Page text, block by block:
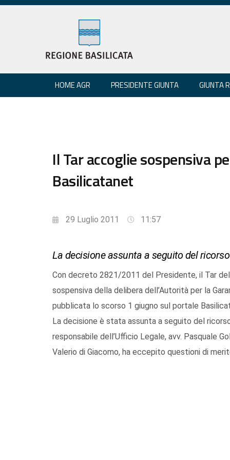
HOME AGR PRESIDENTE GIUNTA GIUNTA
Il Tar accoglie sospensiva
Basilicatanet
29 Luglio 2011 11:57
La decisione assunta a seguito del
Con decreto 2821/2011 del Presidente, il Tar
sospensiva della delibera dell’Autorità per la
pubblicata lo scorso 1 giugno sul portale
La decisione è stata assunta a seguito del
responsabile dell’Ufficio Legale, avv. Pasquale
Valerio di Giacomo, ha eccepito questioni di